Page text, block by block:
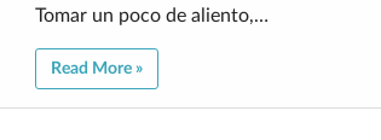
Tomar un poco de aliento,…
Read More »